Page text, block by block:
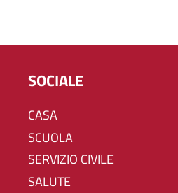
SOCIALE
CASA
SCUOLA
SERVIZIO CIVILE
SALUTE